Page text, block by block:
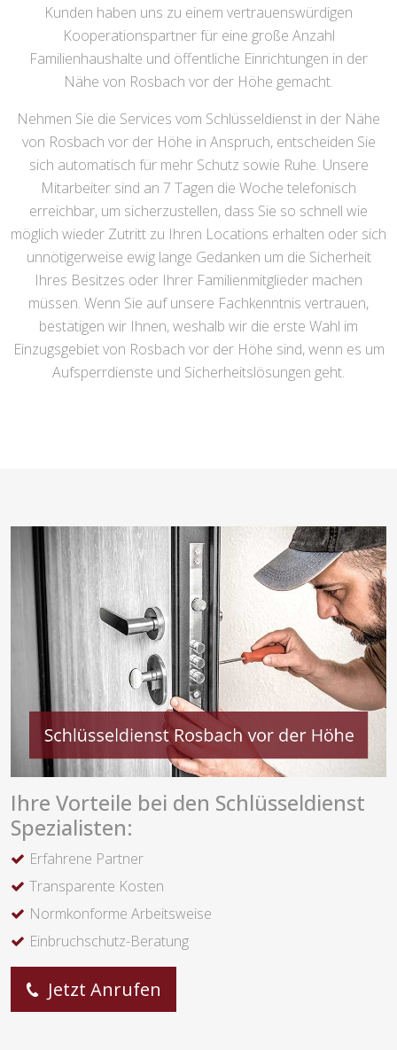
Kunden haben uns zu einem vertrauenswürdigen
Kooperationspartner für eine große Anzahl
Familienhaushalte und öffentliche Einrichtungen in der
Nähe von Rosbach vor der Höhe gemacht.
Nehmen Sie die Services vom Schlüsseldienst in der Nähe
von Rosbach vor der Höhe in Anspruch, entscheiden Sie
sich automatisch für mehr Schutz sowie Ruhe. Unsere
Mitarbeiter sind an 7 Tagen die Woche telefonisch
erreichbar, um sicherzustellen, dass Sie so schnell wie
möglich wieder Zutritt zu Ihren Locations erhalten oder sich
unnötigerweise ewig lange Gedanken um die Sicherheit
Ihres Besitzes oder Ihrer Familienmitglieder machen
müssen. Wenn Sie auf unsere Fachkenntnis vertrauen,
bestätigen wir Ihnen, weshalb wir die erste Wahl im
Einzugsgebiet von Rosbach vor der Höhe sind, wenn es um
Aufsperrdienste und Sicherheitslösungen geht.
Ihre Vorteile bei den Schlüsseldienst
Spezialisten:
Erfahrene Partner
Transparente Kosten
Normkonforme Arbeitsweise
Einbruchschutz-Beratung
Jetzt Anrufen